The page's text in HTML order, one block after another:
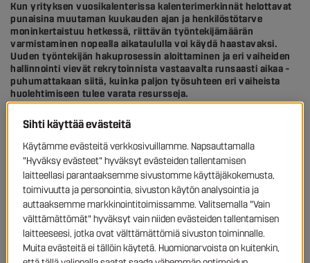
Kun yrityksen vuosikalenterissa kalenterimerkinnät helottavat
punaisina muutaman kuukauden ajan ja henkilöstötarve
moninkertaistuu hetkessä, riittävän työntekijämäärän
varmistaminen nopealla aikataululla voi käydä haastavaksi.
Uuden työntekijän hakuprosessin aloittaminen ja eri vaiheiden
hallinnointi vievät rekrytoinnista vastaavalta runsaasti aikaa –
puhumattakaan siitä, kuinka paljon työsuhteen eri vaiheista
huolehtimiseen tulee varata resursseja.
Henkilöstövuokraus on joustava ja turvallinen ratkaisu, kun
yrityksen henkilöstötarpeet ovat sesonkiluontoisia.
Asiakasyrityksemme Ekovilla Oy on jo yli kymmenen vuoden ajan
luottanut Sihtiin varmana kumppanina, joka ymmärtää yrityksen
sesonkikiireistä juontuvat haasteet ja kykenee vastaamaan
nopeasti yrityksen tarpeisiin.
Ekovilla Oy on rakentamisen alalla jo yli neljänkymmenen vuoden
ajan toiminut suomalainen hiilineutraalin eristämisen
edelläkävijäyritys. Vuodesta 2020 lähtien Ekovilla on ollut osa
kiertotalouskonserni EcoUpia, joka tuottaa ekologisia
Sihti käyttää evästeitä
Käytämme evästeitä verkkosivuillamme. Napsauttamalla
"Hyväksy evästeet" hyväksyt evästeiden tallentamisen
laitteellasi parantaaksemme sivustomme käyttäjäkokemusta,
toimivuutta ja personointia, sivuston käytön analysointia ja
auttaaksemme markkinointitoimissamme. Valitsemalla "Vain
välttämättömät" hyväksyt vain niiden evästeiden tallentamisen
laitteeseesi, jotka ovat välttämättömiä sivuston toiminnalle.
Muita evästeitä ei tällöin käytetä. Huomionarvoista on kuitenkin,